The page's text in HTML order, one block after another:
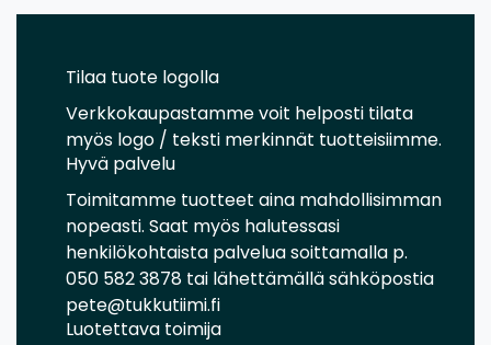
Tilaa tuote logolla
Verkkokaupastamme voit helposti tilata
myös logo / teksti merkinnät tuotteisiimme.
Hyvä palvelu
Toimitamme tuotteet aina mahdollisimman
nopeasti. Saat myös halutessasi
henkilökohtaista palvelua soittamalla p.
050 582 3878 tai lähettämällä sähköpostia
pete@tukkutiimi.fi
Luotettava toimija